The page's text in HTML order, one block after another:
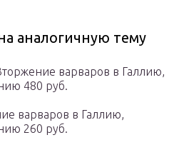
аналогичную тему
варваров в Галлию,
480 руб.
варваров в Галлию,
260 руб.